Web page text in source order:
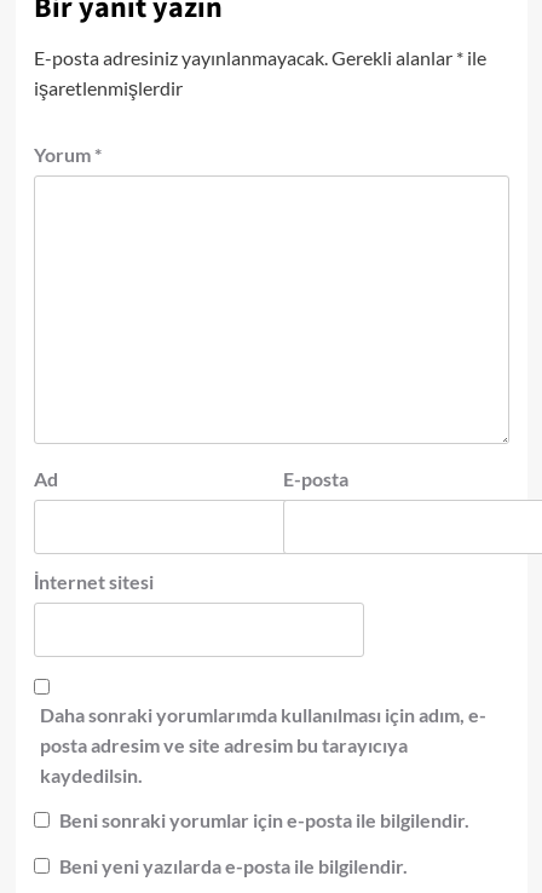
E-posta adresiniz yayınlanmayacak.Gerekli alanlar *ile
işaretlenmişlerdir
Yorum *
Ad E-posta
İnternet sitesi
Daha sonraki yorumlarımda kullanılması için adım, e-
posta adresim ve site adresim bu tarayıcıya
kaydedilsin.
Beni sonraki yorumlar için e-posta ile bilgilendir.
Beni yeni yazılarda e-posta ile bilgilendir.